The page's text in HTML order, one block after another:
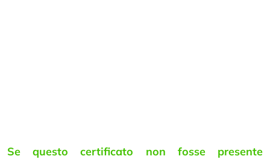
Se questo certificato non fosse presente